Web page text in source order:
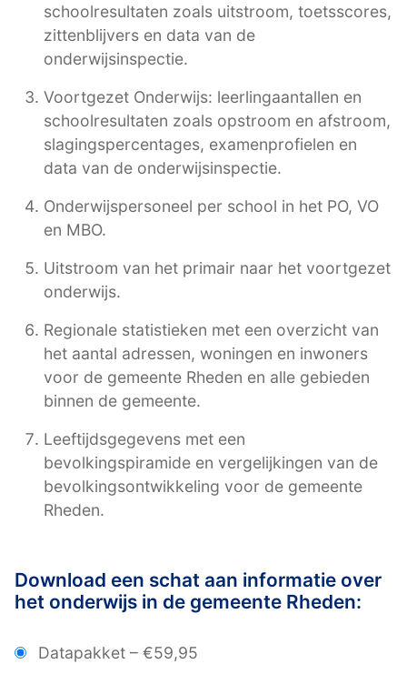
schoolresultaten zoals uitstroom, toetsscores,
zittenblijvers en data van de
onderwijsinspectie.
Voortgezet Onderwijs: leerlingaantallen en
schoolresultaten zoals opstroom en afstroom,
slagingspercentages, examenprofielen en
data van de onderwijsinspectie.
Onderwijspersoneel per school in het PO, VO
en MBO.
Uitstroom van het primair naar het voortgezet
onderwijs.
Regionale statistieken met een overzicht van
het aantal adressen, woningen en inwoners
voor de gemeente Rheden en alle gebieden
binnen de gemeente.
Leeftijdsgegevens met een
bevolkingspiramide en vergelijkingen van de
bevolkingsontwikkeling voor de gemeente
Rheden.
Download een schat aan informatie over
het onderwijs in de gemeente Rheden:
Datapakket – €59,95